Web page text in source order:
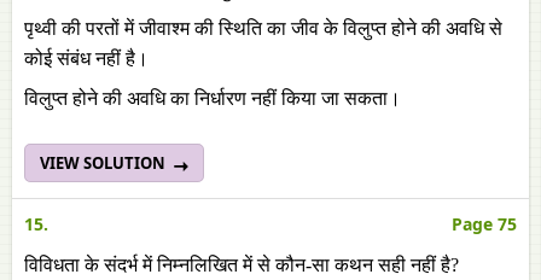
पृथ्वी की परतों में जीवाश्म की स्थिति का जीव के विलुप्त होने की अवधि से
कोई संबंध नहीं है।
विलुप्त होने की अवधि का निर्धारण नहीं किया जा सकता।
VIEW SOLUTION
15. Page 75
विविधता के संदर्भ में निम्नलिखित में से कौन-सा कथन सही नहीं है?